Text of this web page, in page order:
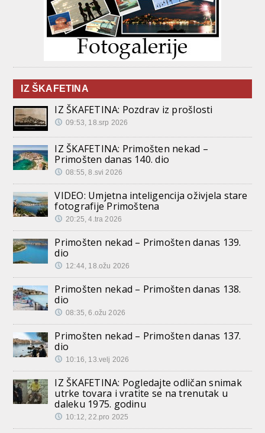
IZ ŠKAFETINA
IZ ŠKAFETINA: Pozdrav iz prošlosti
09:53, 18.srp 2026
IZ ŠKAFETINA: Primošten nekad –
Primošten danas 140. dio
08:55, 8.svi 2026
VIDEO: Umjetna inteligencija oživjela stare
fotografije Primoštena
20:25, 4.tra 2026
Primošten nekad – Primošten danas 139.
dio
12:44, 18.ožu 2026
Primošten nekad – Primošten danas 138.
dio
08:35, 6.ožu 2026
Primošten nekad – Primošten danas 137.
dio
10:16, 13.velj 2026
IZ ŠKAFETINA: Pogledajte odličan snimak
utrke tovara i vratite se na trenutak u
daleku 1975. godinu
10:12, 22.pro 2025